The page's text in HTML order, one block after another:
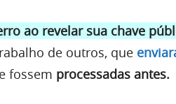
ao revelar sua chave
de outros, que
fossem processadas antes.